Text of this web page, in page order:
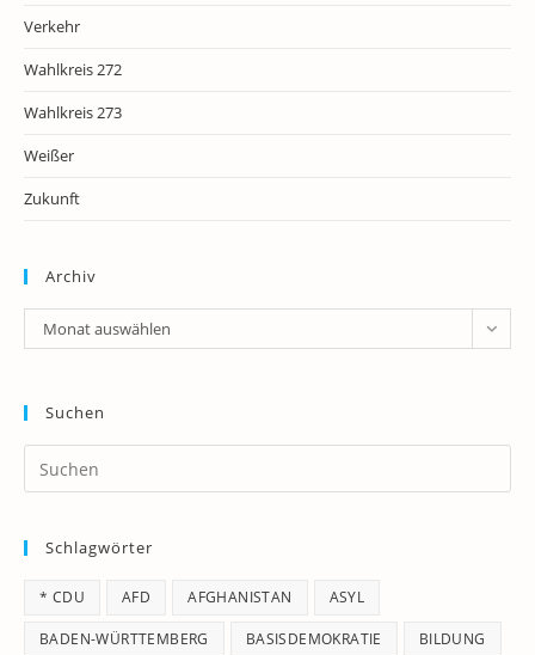
Verkehr
Wahlkreis 272
Wahlkreis 273
Weißer
Zukunft
Archiv
Archiv
Monat auswählen
Suchen
Schlagwörter
* CDU AFD AFGHANISTAN ASYL
BADEN-WÜRTTEMBERG BASISDEMOKRATIE BILDUNG